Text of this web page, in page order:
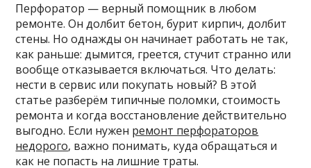
Перфоратор — верный помощник в любом
ремонте. Он долбит бетон, бурит кирпич, долбит
стены. Но однажды он начинает работать не так,
как раньше: дымится, греется, стучит странно или
вообще отказывается включаться. Что делать:
нести в сервис или покупать новый? В этой
статье разберём типичные поломки, стоимость
ремонта и когда восстановление действительно
выгодно. Если нужен ремонт перфораторов
недорого, важно понимать, куда обращаться и
как не попасть на лишние траты.